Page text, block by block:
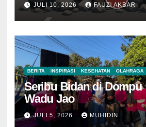
JULI 10, 2026 FAUZI AKBAR
BERITA INSPIRASI KESEHATAN OLAHRAGA
Seribu Bidan di Dompu
Wadu Jao
JULI 5, 2026 MUHIDIN